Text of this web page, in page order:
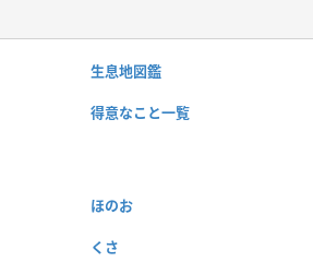
生息地図鑑
得意なこと一覧
ほのお
くさ